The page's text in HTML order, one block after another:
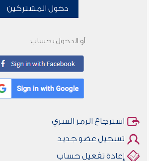
دخول المشتركين
أو الدخول بحساب
استرجاع الرمز السري
تسجيل عضو جديد
إعادة تفعيل حساب